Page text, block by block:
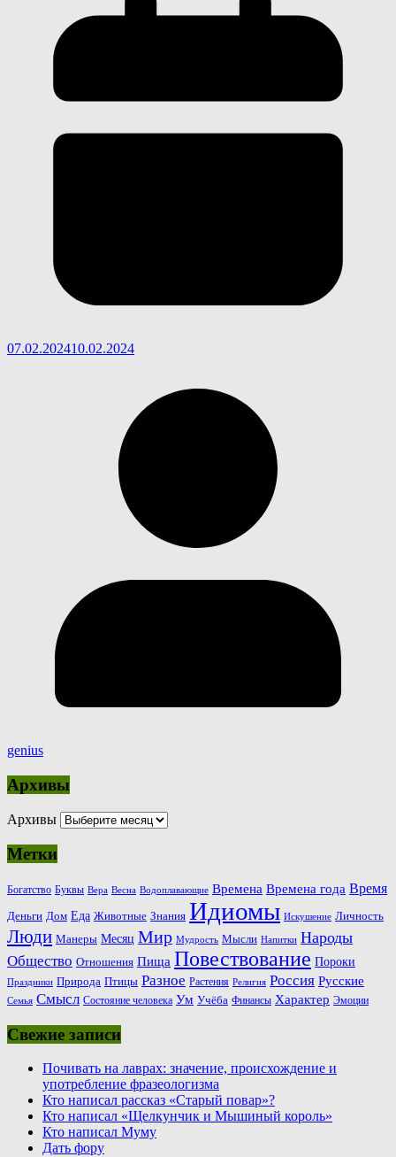
07.02.202410.02.2024
genius
Архивы
Архивы
Метки
Богатство Буквы Вера Весна Водоплавающие Времена Времена года Время
Деньги Дом Еда Животные Знания Идиомы Искушение Личность
Люди Манеры Месяц Мир Мудрость Мысли Напитки Народы
Общество Отношения Пища Повествование Пороки
Праздники Природа Птицы Разное Растения Религия Россия Русские
Семья Смысл Состояние человека Ум Учёба Финансы Характер Эмоции
Свежие записи
Почивать на лаврах: значение, происхождение и
употребление фразеологизма
Кто написал рассказ «Старый повар»?
Кто написал «Щелкунчик и Мышиный король»
Кто написал Муму
Дать фору